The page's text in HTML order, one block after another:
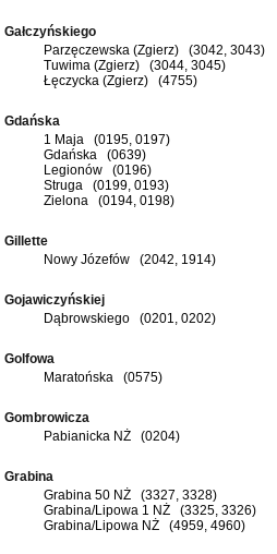
Gałczyńskiego
Parzęczewska (Zgierz) (3042, 3043)
Tuwima (Zgierz) (3044, 3045)
Łęczycka (Zgierz) (4755)
Gdańska
1 Maja (0195, 0197)
Gdańska (0639)
Legionów (0196)
Struga (0199, 0193)
Zielona (0194, 0198)
Gillette
Nowy Józefów (2042, 1914)
Gojawiczyńskiej
Dąbrowskiego (0201, 0202)
Golfowa
Maratońska (0575)
Gombrowicza
Pabianicka NŻ (0204)
Grabina
Grabina 50 NŻ (3327, 3328)
Grabina/Lipowa 1 NŻ (3325, 3326)
Grabina/Lipowa NŻ (4959, 4960)